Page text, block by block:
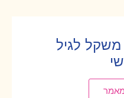
משקל לגיל